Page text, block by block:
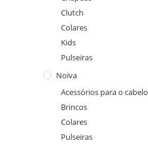
Clutch
Colares
Kids
Pulseiras
Noiva
Acessórios para o cabelo
Brincos
Colares
Pulseiras